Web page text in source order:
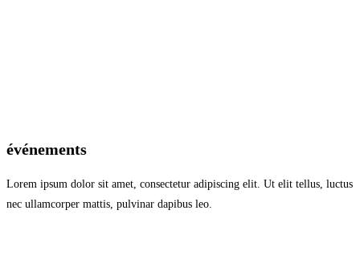
événements
Lorem ipsum dolor sit amet, consectetur adipiscing elit. Ut elit tellus, luctus
nec ullamcorper mattis, pulvinar dapibus leo.